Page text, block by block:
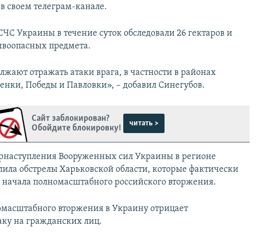
своем телеграм-канале.
Украины в течение суток обследовали 26 гектаров и
предмета.
отражать атаки врага, в частности в районах
Победы и Павловки», – добавил Синегубов.
Сайт заблокирован?
Обойдите блокировку!
читать >
Вооруженных сил Украины в регионе
обстрелы Харьковской области, которые фактически
полномасштабного российского вторжения.
вторжения в Украину отрицает
на гражданских лиц.